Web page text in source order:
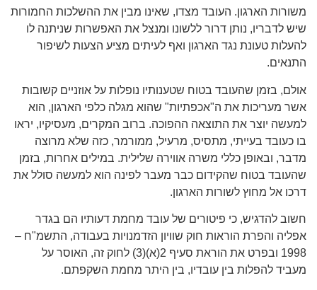
משורות הארגון. העובד מצדו, שאינו מבין את ההשלכות החמורות
שיש לדבריו, נותן דרור ללשונו ומנצל את האפשרות שניתנה לו
להעלות טעונת נגד הארגון ואף לעיתים מציע הצעות לשיפור
התנאים.
אולם, בזמן שהעובד בטוח שטענותיו נופלות על אוזניים קשובות
אשר מעריכות את ה"אכפתיות" שהוא מגלה כלפי הארגון, הוא
למעשה יוצר את התוצאה ההפוכה. ברוב המקרים, מעסיקיו, יראו
בו כעובד בעייתי, מתסיס, מרעיל, ממורמר, כזה שלא מרוצה
מדבר, ובאופן כללי משרה אווירה שלילית. במילים אחרות, בזמן
שהעובד בטוח שהקידום כבר מעבר לפינה הוא למעשה סולל את
דרכו אל מחוץ לשורות הארגון.
חשוב להדגיש, כי פיטורים של עובד מחמת דעותיו הם בגדר
אפליה והפרת הוראות חוק שוויון הזדמנויות בעבודה, התשמ"ח –
1998 ובפרט את הוראת סעיף 2(א)(3) לחוק זה, האוסר על
מעביד להפלות בין עובדיו, בין היתר מחמת השקפתם.